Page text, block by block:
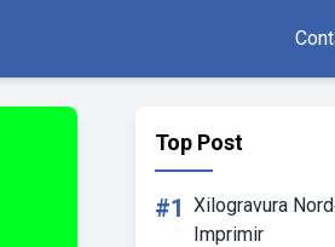
Top Post
#1 Xilogravura
Imprimir